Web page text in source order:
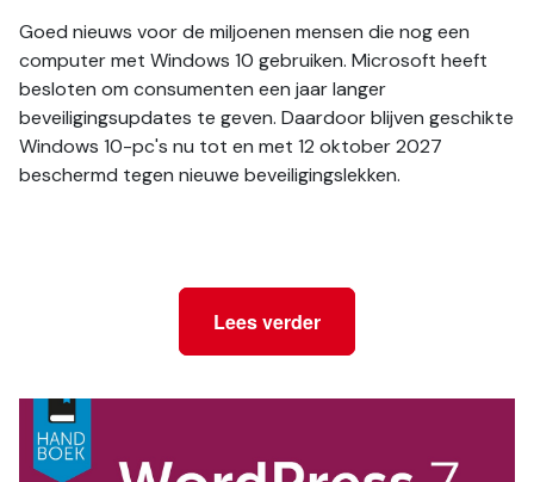
Goed nieuws voor de miljoenen mensen die nog een
computer met Windows 10 gebruiken. Microsoft heeft
besloten om consumenten een jaar langer
beveiligingsupdates te geven. Daardoor blijven geschikte
Windows 10-pc's nu tot en met 12 oktober 2027
beschermd tegen nieuwe beveiligingslekken.
Lees verder